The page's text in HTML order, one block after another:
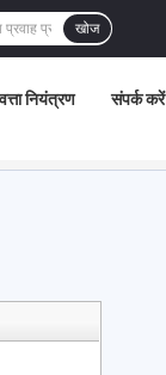
खोज
नियंत्रण संपर्क करें